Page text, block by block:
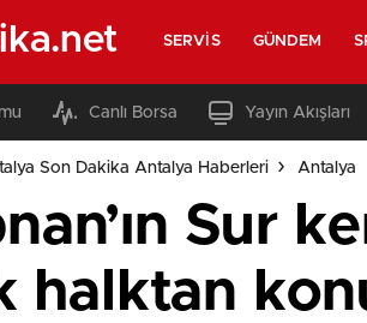
SERVIS GÜNDEM
Canlı Borsa Yayın Akışları
Son Dakika Antalya Haberleri Antalya
Sur
halktan